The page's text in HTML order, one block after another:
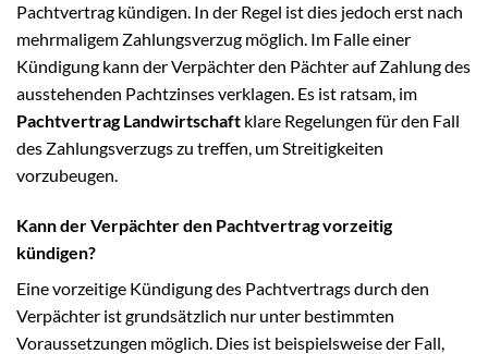
Pachtvertrag kündigen. In der Regel ist dies jedoch erst nach
mehrmaligem Zahlungsverzug möglich. Im Falle einer
Kündigung kann der Verpächter den Pächter auf Zahlung des
ausstehenden Pachtzinses verklagen. Es ist ratsam, im
Pachtvertrag Landwirtschaft klare Regelungen für den Fall
des Zahlungsverzugs zu treffen, um Streitigkeiten
vorzubeugen.
Kann der Verpächter den Pachtvertrag vorzeitig
kündigen?
Eine vorzeitige Kündigung des Pachtvertrags durch den
Verpächter ist grundsätzlich nur unter bestimmten
Voraussetzungen möglich. Dies ist beispielsweise der Fall,